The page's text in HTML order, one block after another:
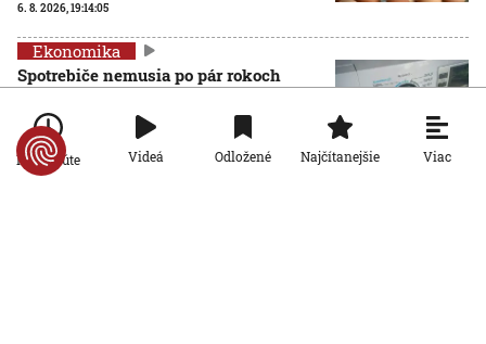
6. 8. 2026, 19:14:05
Ekonomika
Spotrebiče nemusia po pár rokoch
na opravu
6. 8. 2026, 13:44:01
Ekonomika
Po minúte Videá Odložené Najčítanejšie Viac